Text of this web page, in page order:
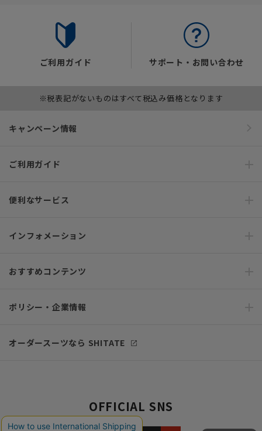
ご利用ガイド サポート・お問い合わせ
※税表記がないものはすべて税込み価格となります
キャンペーン情報
ご利用ガイド
便利なサービス
インフォメーション
おすすめコンテンツ
ポリシー・企業情報
オーダースーツなら SHITATE
OFFICIAL SNS